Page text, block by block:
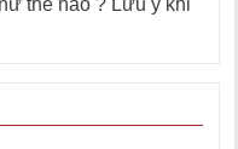
thế nào ? Lưu ý khi